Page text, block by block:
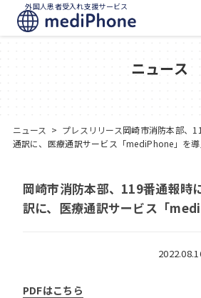
外国人患者受入れ支援サービス
ニュース
ニュース > プレスリリース岡崎市消防本部、
通訳に、医療通訳サービス「mediPhone」を導
岡崎市消防本部、119番通報時
訳に、医療通訳サービス「
PDFはこちら